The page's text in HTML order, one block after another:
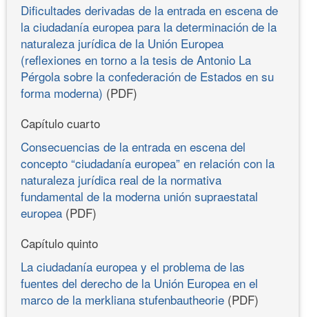
Dificultades derivadas de la entrada en escena de
la ciudadanía europea para la determinación de la
naturaleza jurídica de la Unión Europea
(reflexiones en torno a la tesis de Antonio La
Pérgola sobre la confederación de Estados en su
forma moderna) (PDF)
Capítulo cuarto
Consecuencias de la entrada en escena del
concepto “ciudadanía europea” en relación con la
naturaleza jurídica real de la normativa
fundamental de la moderna unión supraestatal
europea (PDF)
Capítulo quinto
La ciudadanía europea y el problema de las
fuentes del derecho de la Unión Europea en el
marco de la merkliana stufenbautheorie (PDF)